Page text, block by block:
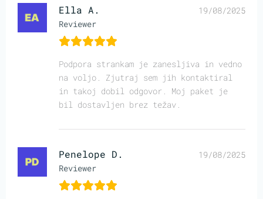
Ella A.
Reviewer
19/08/2025
Podpora strankam je zanesljiva in vedno
na voljo. Zjutraj sem jih kontaktiral
in takoj dobil odgovor. Moj paket je
bil dostavljen brez težav.
Penelope D.
Reviewer
19/08/2025